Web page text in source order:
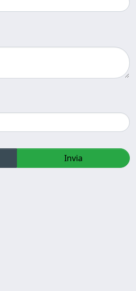
Invia